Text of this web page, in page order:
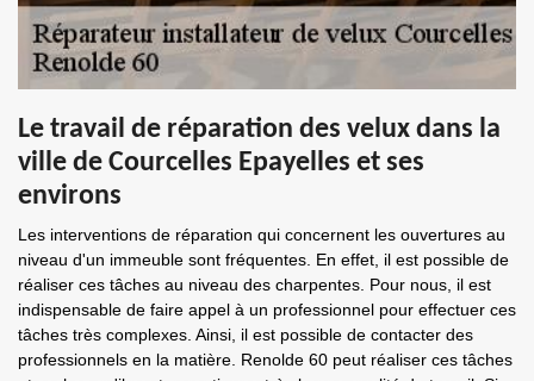
Le travail de réparation des velux dans la
ville de Courcelles Epayelles et ses
environs
Les interventions de réparation qui concernent les ouvertures au
niveau d'un immeuble sont fréquentes. En effet, il est possible de
réaliser ces tâches au niveau des charpentes. Pour nous, il est
indispensable de faire appel à un professionnel pour effectuer ces
tâches très complexes. Ainsi, il est possible de contacter des
professionnels en la matière. Renolde 60 peut réaliser ces tâches